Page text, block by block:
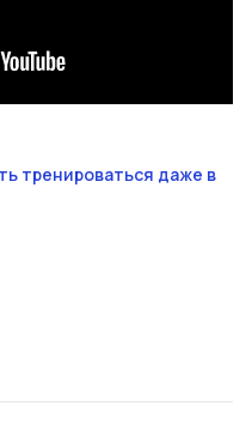
тренироваться даже в